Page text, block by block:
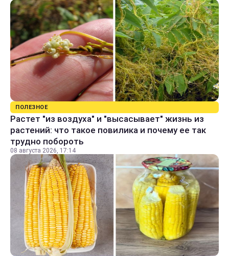
ПОЛЕЗНОЕ
Растет "из воздуха" и "высасывает" жизнь из
растений: что такое повилика и почему ее так
трудно побороть
08 августа 2026, 17:14